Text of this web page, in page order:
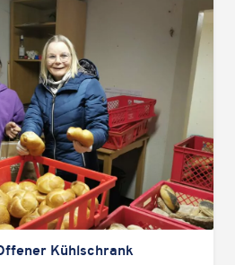
Kühlschrank
Karte laden